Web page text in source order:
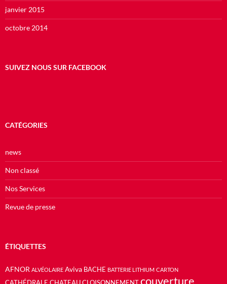
janvier 2015
octobre 2014
SUIVEZ NOUS SUR FACEBOOK
CATÉGORIES
news
Non classé
Nos Services
Revue de presse
ÉTIQUETTES
AFNOR ALVÉOLAIRE Aviva BACHE BATTERIE LITHIUM CARTON
couverture